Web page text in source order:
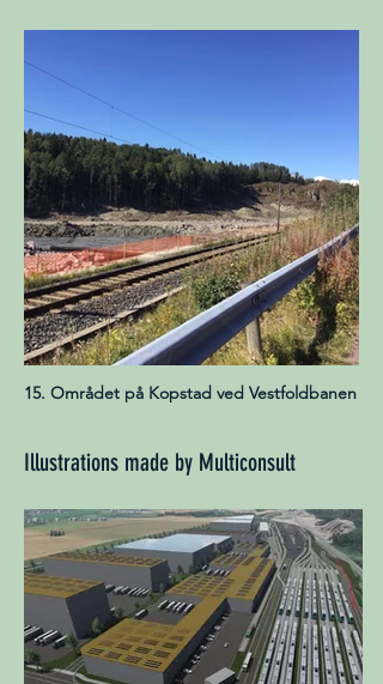
15. Området på Kopstad ved Vestfoldbanen
Illustrations made by Multiconsult